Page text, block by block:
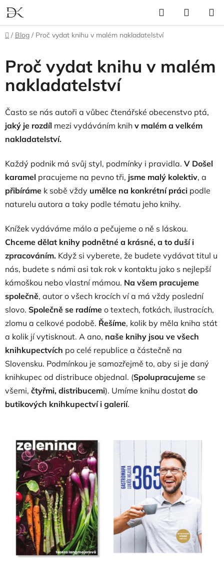
Přejít
na
obsah
Hledat
KOŠÍK
Domů
/ Blog / Proč vydat knihu v malém nakladatelství
Proč vydat knihu v malém
nakladatelství
Často se nás autoři a vůbec čtenářské obecenstvo ptá,
jaký je rozdíl mezi vydáváním knih v malém a velkém
nakladatelství.
Každý podnik má svůj styl, podmínky i pravidla. V Došel
karamel pracujeme na pevno tři, jsme malý kolektiv, a
přibíráme k sobě vždy umělce na konkrétní práci podle
naturelu autora a taky podle tématu jeho knihy.
Knížek vydáváme málo a pečujeme o ně s láskou.
Chceme dělat knihy podnětné a krásné, a to duší i
zpracováním. Když si vyberete, že budete vydávat titul u
nás, budete s námi asi tak rok v kontaktu jako s nejlepší
kámoškou nebo vlastní mámou. Na všem pracujeme
společně, autor o všech krocích ví a má vždy poslední
slovo. Společně se radíme o textech, fotkách, ilustracích,
zlomu a celkové podobě. Řešíme, kolik by měla kniha stát
a kolik jí vytisknout. A ano, naše knihy jsou ve všech
knihkupectvích po celé republice a částečně na
Slovensku. Podmínkou je samozřejmě to, aby si je daný
knihkupec od distribuce objednal. (Spolupracujeme se
všemi, čtyřmi, distribucemi). Umíme knihu dostat do
butikových knihkupectví i galerií.